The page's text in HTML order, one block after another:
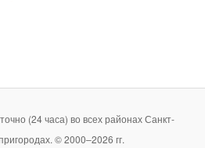
(24 часа) во всех районах Санкт-
© 2000–2026 гг.